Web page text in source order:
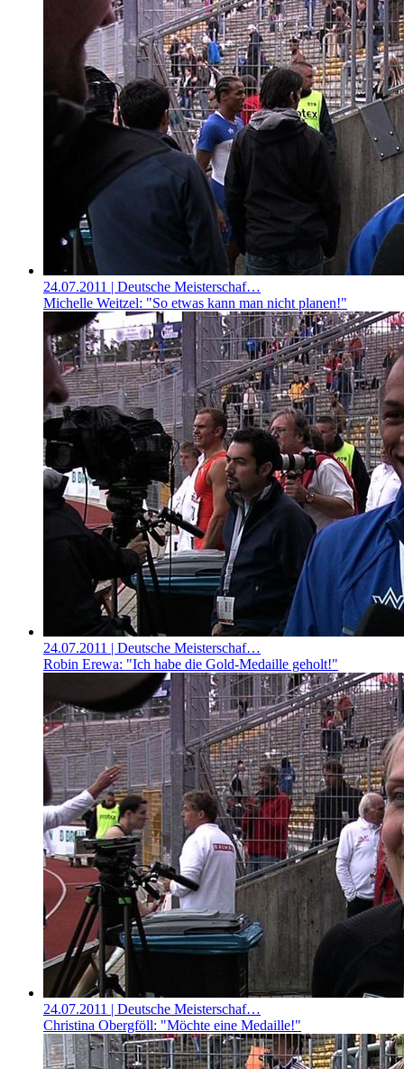
24.07.2011 | Deutsche Meisterschaf…
Michelle Weitzel: "So etwas kann man nicht planen!"
24.07.2011 | Deutsche Meisterschaf…
Robin Erewa: "Ich habe die Gold-Medaille geholt!"
24.07.2011 | Deutsche Meisterschaf…
Christina Obergföll: "Möchte eine Medaille!"